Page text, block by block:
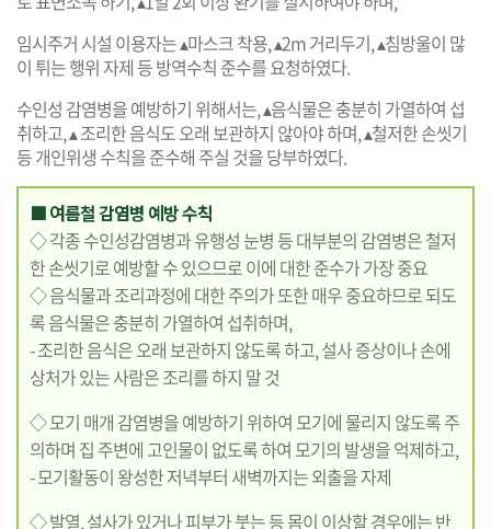
임시주거 시설 이용자는 ▴마스크 착용, ▴2m 거리두기, ▴침방울이 많
이 튀는 행위 자제 등 방역수칙 준수를 요청하였다.
수인성 감염병을 예방하기 위해서는, ▴음식물은 충분히 가열하여 섭
취하고, ▴ 조리한 음식도 오래 보관하지 않아야 하며, ▴철저한 손씻기
등 개인위생 수칙을 준수해 주실 것을 당부하였다.
■ 여름철 감염병 예방 수칙
◇ 각종 수인성감염병과 유행성 눈병 등 대부분의 감염병은 철저
한 손씻기로 예방할 수 있으므로 이에 대한 준수가 가장 중요
◇ 음식물과 조리과정에 대한 주의가 또한 매우 중요하므로 되도
록 음식물은 충분히 가열하여 섭취하며,
- 조리한 음식은 오래 보관하지 않도록 하고, 설사 증상이나 손에
상처가 있는 사람은 조리를 하지 말 것
◇ 모기 매개 감염병을 예방하기 위하여 모기에 물리지 않도록 주
의하며 집 주변에 고인물이 없도록 하여 모기의 발생을 억제하고,
- 모기활동이 왕성한 저녁부터 새벽까지는 외출을 자제
◇ 발열, 설사가 있거나 피부가 붓는 등 몸이 이상할 경우에는 반